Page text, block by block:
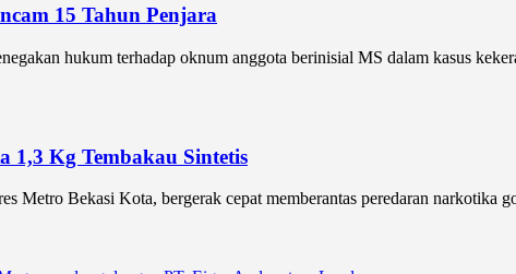
15 Tahun Penjara
hukum terhadap oknum anggota berinisial MS dalam kasus
1,3 Kg Tembakau Sintetis
Bekasi Kota, bergerak cepat memberantas peredaran narkotika